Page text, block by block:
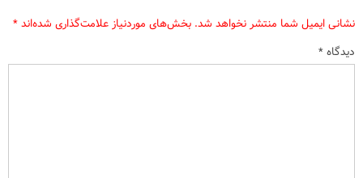
نشانی ایمیل شما منتشر نخواهد شد. بخش‌های موردنیاز علامت‌گذاری شده‌اند*
دیدگاه*